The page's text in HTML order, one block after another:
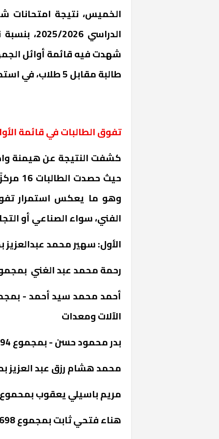
الخميس، نتيجة امتحانات
طالبة مقابل 5 طلاب، في استمرار لسيطرة الطالبات على المراكز الأولى.
تفوق الطالبات في قائمة
كشفت النتيجة عن هيمنة
وهو ما يعكس استمرار
الفني، سواء الصناعي أو
الأول: سهير محمد عبدالعزيز بمجموع
رحمة محمد عبد الغني بمجموع 472
الآلات ومعدات
بدر محمود حسن - بمجموع 694 بني سويف
محمد هشام رزق عبد العزيز بمجموع
مريم باسيلي يعقوب بمحموع 989
هناء فتحي ثابت بمجموع 698 أسيوط